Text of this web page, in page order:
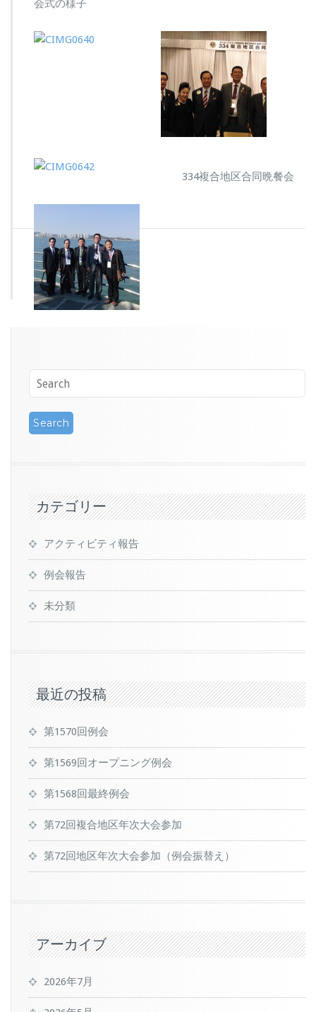
ム
は
会式の様子
334複合地区合同晩餐会
カテゴリー
アクティビティ報告
例会報告
未分類
最近の投稿
第1570回例会
第1569回オープニング例会
第1568回最終例会
第72回複合地区年次大会参加
第72回地区年次大会参加（例会振替え）
アーカイブ
2026年7月